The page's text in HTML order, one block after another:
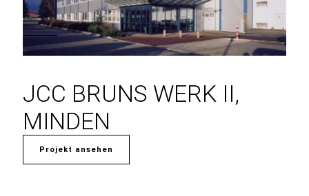
JCC BRUNS WERK II,
MINDEN
Projekt ansehen